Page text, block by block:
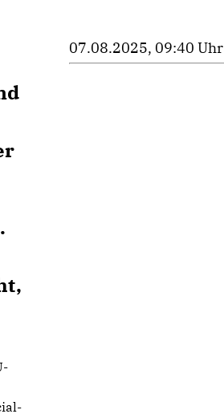
07.08.2025, 09:40 Uhr